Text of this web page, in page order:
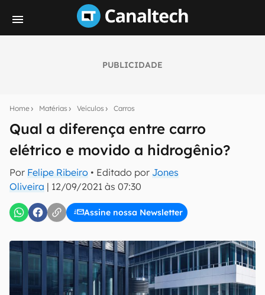
PUBLICIDADE
Home Matérias Veículos Carros
Qual a diferença entre carro
elétrico e movido a hidrogênio?
Por Felipe Ribeiro • Editado por Jones
Oliveira | 12/09/2021 às 07:30
Assine nossa Newsletter
notícias e reviews sobre tecnologia em primeira
mão.
E-mail
Uso e Política de Privacidade do Canaltech.